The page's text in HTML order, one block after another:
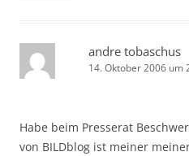
andre tobaschus
14. Oktober 2006 um
Habe beim Presserat
von BILDblog ist meiner